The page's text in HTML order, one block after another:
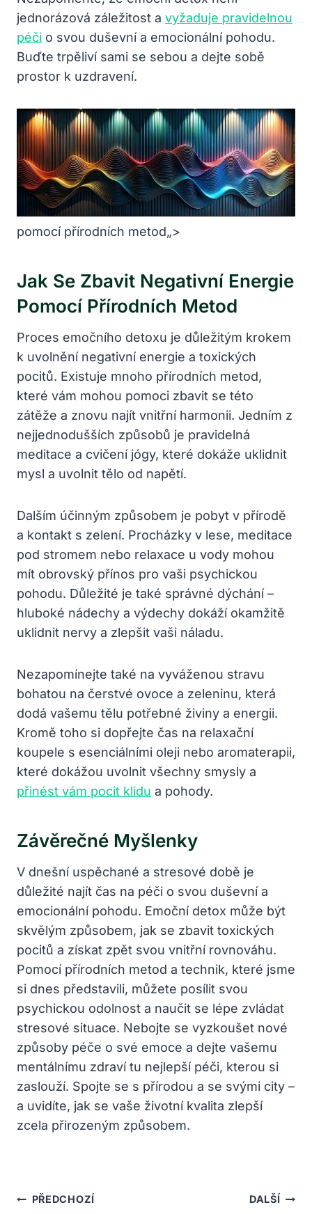
jednorázová⁢ záležitost a vyžaduje pravidelnou
péči o svou ⁣duševní a emocionální pohodu.
Buďte trpěliví sami se sebou a dejte sobě
prostor k uzdravení.
pomocí přírodních metod„>
Jak​ Se Zbavit Negativní Energie
Pomocí Přírodních ‍metod
Proces ⁣emočního detoxu je důležitým krokem
k uvolnění‌ negativní energie a toxických
pocitů. Existuje mnoho⁣ přírodních metod,
které⁢ vám mohou pomoci zbavit ⁢se této
zátěže a znovu najít vnitřní harmonii. Jedním z
‌nejjednodušších ⁤způsobů je pravidelná
meditace a cvičení jógy, které dokáže uklidnit‍
mysl⁣ a uvolnit⁣ tělo od napětí.
Dalším účinným způsobem ‌je pobyt v přírodě
a kontakt s zelení. Procházky v lese, meditace
pod stromem nebo relaxace u vody‍ mohou
mít ‌obrovský přínos pro vaši psychickou
pohodu. Důležité je⁢ také ​správné⁢ dýchání –
hluboké nádechy a výdechy dokáží⁢ okamžitě
uklidnit nervy a zlepšit vaši náladu.
Nezapomínejte také na vyváženou stravu
bohatou na čerstvé ovoce a zeleninu, která
dodá vašemu ‍tělu potřebné živiny a energii.
Kromě toho si‍ dopřejte čas na relaxační
koupele s esenciálními oleji nebo aromaterapii,
které dokážou uvolnit všechny smysly a
přinést vám pocit klidu ⁤a pohody.
Závěrečné Myšlenky
V dnešní uspěchané a stresové době je
důležité najít čas na péči o svou duševní a
emocionální pohodu. Emoční detox může být
⁣skvělým způsobem, jak se zbavit toxických
pocitů a získat zpět svou vnitřní rovnováhu.
Pomocí přírodních metod a technik, které jsme
si dnes​ představili, můžete‍ posílit svou
psychickou odolnost a ⁣naučit se lépe zvládat
stresové situace. Nebojte se vyzkoušet nové
způsoby péče o své emoce a⁢ dejte vašemu
mentálnímu ‍zdraví ‌tu⁤ nejlepší péči, kterou si
zaslouží. Spojte se s‍ přírodou a se svými city –
a uvidíte, jak se vaše životní⁣ kvalita zlepší
zcela přirozeným⁤ způsobem.
Navigace
PŘEDCHOZÍ DALŠÍ